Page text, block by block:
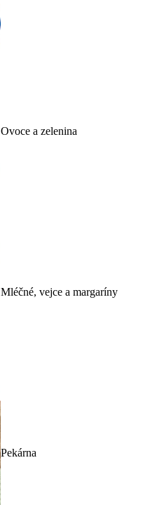
Ovoce a zelenina
Mléčné, vejce a margaríny
Pekárna